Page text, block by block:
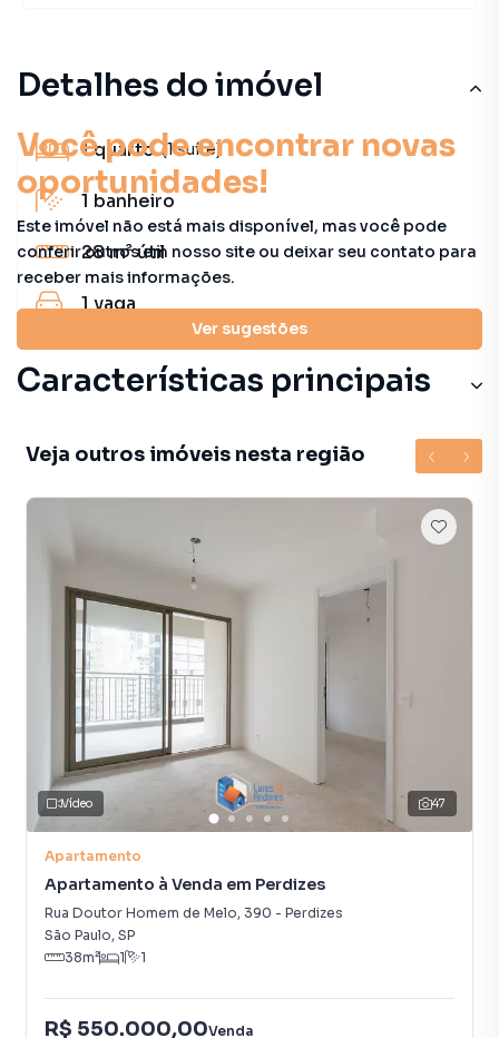
Você pode encontrar novas
oportunidades!
Este imóvel não está mais disponível, mas você pode
conferir outros em nosso site ou deixar seu contato para
receber mais informações.
Ver sugestões
Detalhes do imóvel
1quarto (1 suíte)
1 banheiro
28 m²útil
1vaga
Características principais
Veja outros imóveis nesta região
47
Vídeo
Apartamento
Apartamento à Venda em Perdizes
Rua Doutor Homem de Melo, 390 - Perdizes
São Paulo, SP
38m² 1 1
R$ 550.000,00Venda